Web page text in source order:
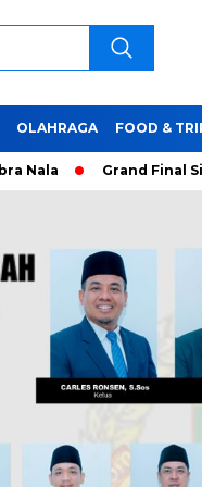
OLAHRAGA FOOD &
Grand Final Sisakan 16